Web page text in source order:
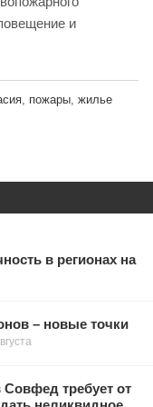
и
пожары жилье
в регионах на
– новые точки
требует от